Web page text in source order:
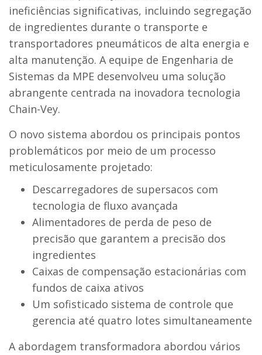
ineficiências significativas, incluindo segregação
de ingredientes durante o transporte e
transportadores pneumáticos de alta energia e
alta manutenção. A equipe de Engenharia de
Sistemas da MPE desenvolveu uma solução
abrangente centrada na inovadora tecnologia
Chain-Vey.
O novo sistema abordou os principais pontos
problemáticos por meio de um processo
meticulosamente projetado:
Descarregadores de supersacos com
tecnologia de fluxo avançada
Alimentadores de perda de peso de
precisão que garantem a precisão dos
ingredientes
Caixas de compensação estacionárias com
fundos de caixa ativos
Um sofisticado sistema de controle que
gerencia até quatro lotes simultaneamente
A abordagem transformadora abordou vários